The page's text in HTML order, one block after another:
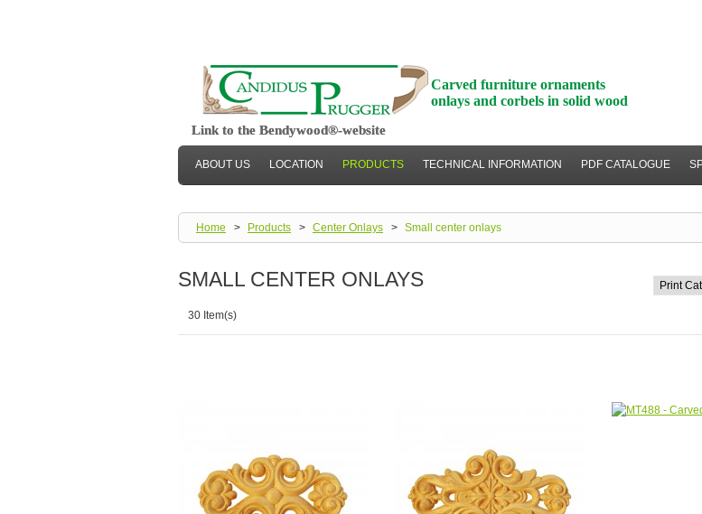
Carved furniture ornaments
onlays and corbels in solid wood
Link to the Bendywood®-website
Link to the Bendywood®-website
ABOUT US LOCATION PRODUCTS TECHNICAL INFORMATION PDF CATALOGUE
Home > Products > Center Onlays > Small center onlays
SMALL CENTER ONLAYS
30 Item(s)